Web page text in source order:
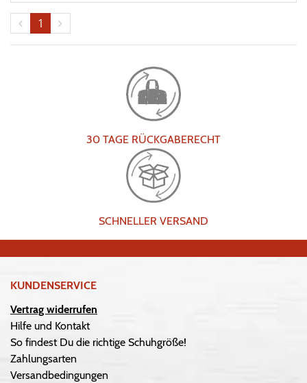
1
30 TAGE RÜCKGABERECHT
SCHNELLER VERSAND
KUNDENSERVICE
Vertrag widerrufen
Hilfe und Kontakt
So findest Du die richtige Schuhgröße!
Zahlungsarten
Versandbedingungen